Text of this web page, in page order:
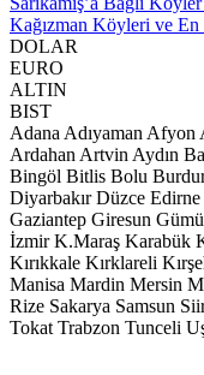
Kağızman Köyleri ve
DOLAR
EURO
ALTIN
BIST
Adana Adıyaman Afyon
Ardahan Artvin Aydın
Bingöl Bitlis Bolu
Diyarbakır Düzce Edirne
Gaziantep Giresun
İzmir K.Maraş Karabük
Kırıkkale Kırklareli
Manisa Mardin Mersin
Rize Sakarya Samsun
Tokat Trabzon Tunceli